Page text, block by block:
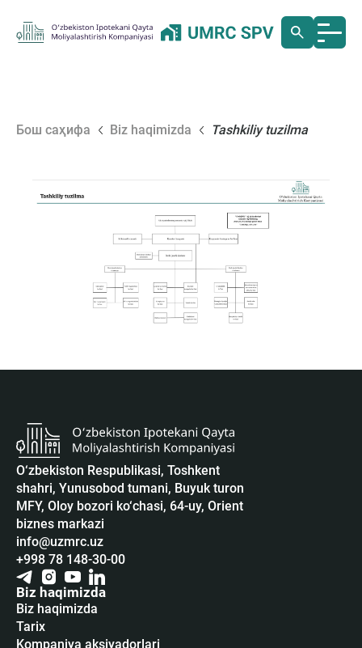
Бош саҳифа Biz haqimizda Tashkiliy tuzilma
O‘zbekiston Respublikasi, Toshkent
shahri, Yunusobod tumani, Buyuk turon
MFY, Oloy bozori ko‘chasi, 64-uy, Orient
biznes markazi
info@uzmrc.uz
+998 78 148-30-00
Biz haqimizda
Biz haqimizda
Tarix
Kompaniya aksiyadorlari